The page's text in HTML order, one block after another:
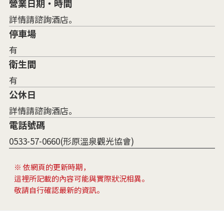
營業日期・時間
詳情請諮詢酒店。
停車場
有
衛生間
有
公休日
詳情請諮詢酒店。
電話號碼
0533-57-0660(形原溫泉觀光協會)
※ 依網頁的更新時期，
這裡所記載的內容可能與實際狀況相異。
敬請自行確認最新的資訊。